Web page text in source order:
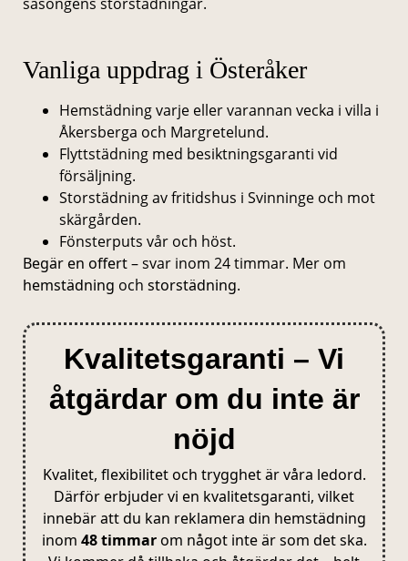
Vanliga uppdrag i Österåker
Hemstädning varje eller varannan vecka i villa i
Åkersberga och Margretelund.
Flyttstädning med besiktningsgaranti vid
försäljning.
Storstädning av fritidshus i Svinninge och mot
skärgården.
Fönsterputs vår och höst.
Begär en offert– svar inom 24 timmar. Mer om
hemstädning och storstädning.
Kvalitetsgaranti – Vi
åtgärdar om du inte är
nöjd
Kvalitet, flexibilitet och trygghet är våra ledord.
Därför erbjuder vi en kvalitetsgaranti, vilket
innebär att du kan reklamera din hemstädning
inom 48 timmarom något inte är som det ska.